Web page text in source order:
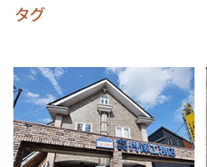
タグ